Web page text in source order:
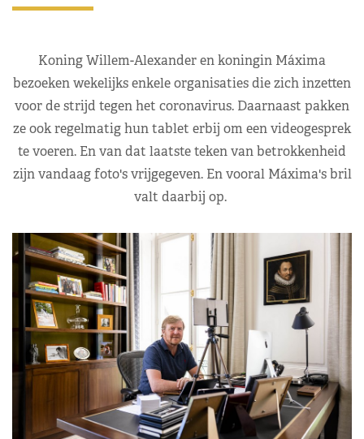
Koning Willem-Alexander en koningin Máxima
bezoeken wekelijks enkele organisaties die zich inzetten
voor de strijd tegen het coronavirus. Daarnaast pakken
ze ook regelmatig hun tablet erbij om een videogesprek
te voeren. En van dat laatste teken van betrokkenheid
zijn vandaag foto's vrijgegeven. En vooral Máxima's bril
valt daarbij op.